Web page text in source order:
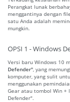
Perangkat lunak
menggantinya dengan
satu Anda adalah
mungkin.
OPSI 1 - Windows
Versi baru Windows 10
Defender" , yang
komputer, yang sulit
menggunakan
Gear atau tombol Win +
Defender".